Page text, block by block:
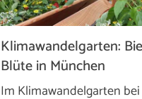
Klimawandelgarten:
Blüte in München
Im Klimawandelgarten